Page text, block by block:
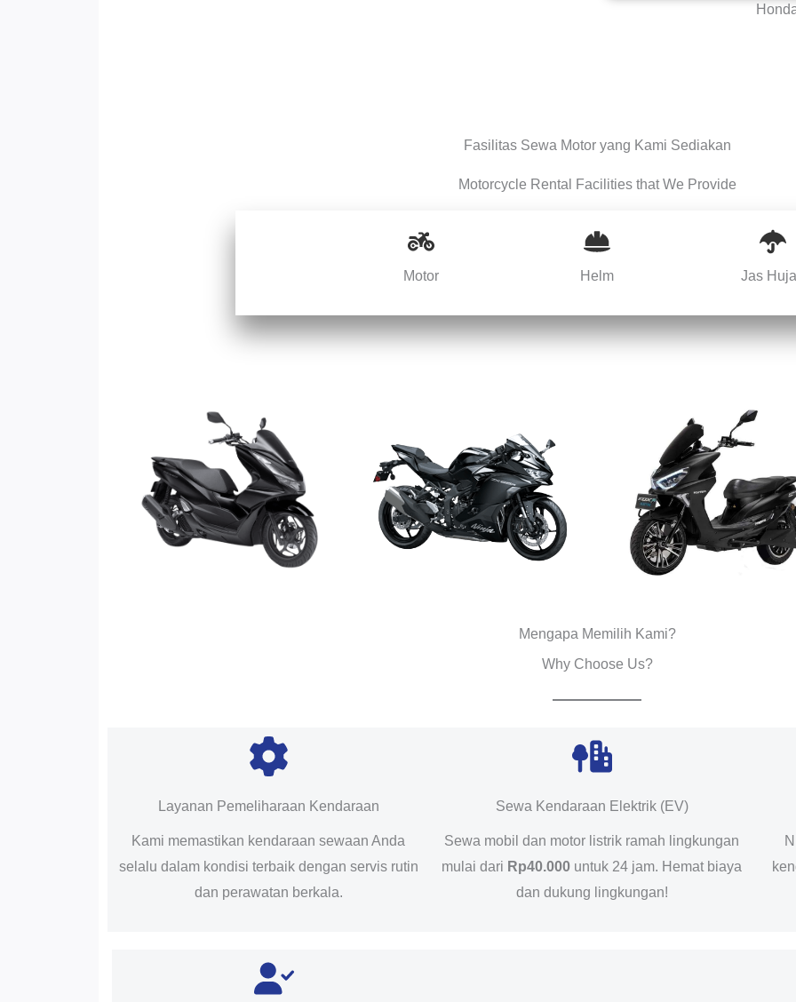
Fasilitas Sewa Motor yang Kami Sediakan
Motorcycle Rental Facilities that We Provide
Motor Helm Jas
Mengapa Memilih Kami?
Why Choose Us?
Layanan Pemeliharaan Kendaraan
Kami memastikan kendaraan sewaan Anda
selalu dalam kondisi terbaik dengan servis rutin
dan perawatan berkala.
Sewa Kendaraan Elektrik (EV)
Sewa mobil dan motor listrik ramah lingkungan
mulai dari Rp40.000 untuk 24 jam. Hemat biaya
dan dukung lingkungan!